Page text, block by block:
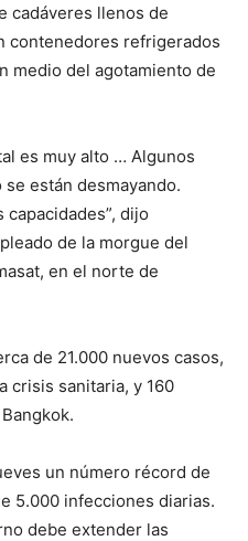
cadáveres llenos de
contenedores refrigerados
medio del agotamiento de
es muy alto … Algunos
están desmayando.
dijo
de la morgue del
en el norte de
de 21.000 nuevos casos,
crisis sanitaria, y 160
un número récord de
5.000 infecciones diarias.
debe extender las